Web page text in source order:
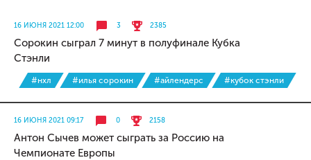
16 ИЮНЯ 2021 12:00 3 2385
Сорокин сыграл 7 минут в полуфинале Кубка
Стэнли
#нхл #илья сорокин #айлендерс #кубок стэнли
16 ИЮНЯ 2021 09:17 0 2158
Антон Сычев может сыграть за Россию на
Чемпионате Европы